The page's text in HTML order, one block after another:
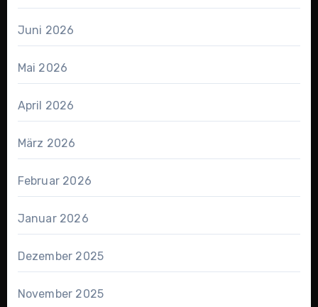
Juni 2026
Mai 2026
April 2026
März 2026
Februar 2026
Januar 2026
Dezember 2025
November 2025